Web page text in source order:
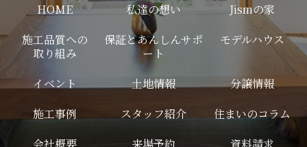
HOME 私達の想い
Jismの家
施工品質への
取り組み
保証とあんしんサポ
ート
モデルハウス
イベント 土地情報
分譲情報
施工事例
スタッフ紹介
住まいのコラム
会社概要
来場予約 資料請求